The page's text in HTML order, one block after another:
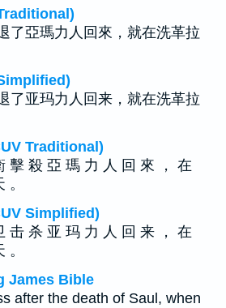
了亞瑪力人回來，就在洗革拉
了亚玛力人回来，就在洗革拉
Traditional)
擊 殺 亞 瑪 力 人 回 來 ， 在
Simplified)
击 杀 亚 玛 力 人 回 来 ， 在
James Bible
after the death of Saul, when